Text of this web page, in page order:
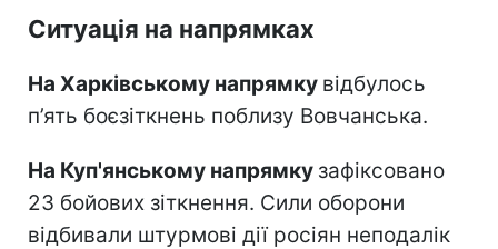
Ситуація на напрямках
На Харківському напрямку відбулось
п’ять боєзіткнень поблизу Вовчанська.
На Куп'янському напрямку зафіксовано
23 бойових зіткнення. Сили оборони
відбивали штурмові дії росіян неподалік